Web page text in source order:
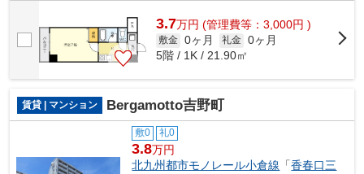
徒歩5分と近場にコンビニがあるのも...
3.7万円 (管理費等：3,000円 )
敷金 0ヶ月 礼金 0ヶ月
5階 / 1K / 21.90㎡
賃貸 | マンション Bergamotto吉野町
敷0 礼0
3.8万円
北九州都市モノレール小倉線 「香春口三